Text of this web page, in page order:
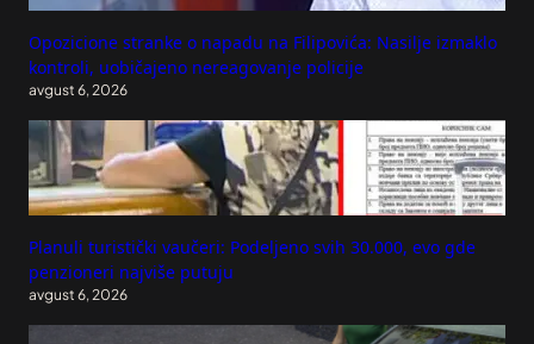
Opozicione stranke o napadu na Filipovića: Nasilje izmaklo
kontroli, uobičajeno nereagovanje policije
avgust 6, 2026
Planuli turistički vaučeri: Podeljeno svih 30.000, evo gde
penzioneri najviše putuju
avgust 6, 2026